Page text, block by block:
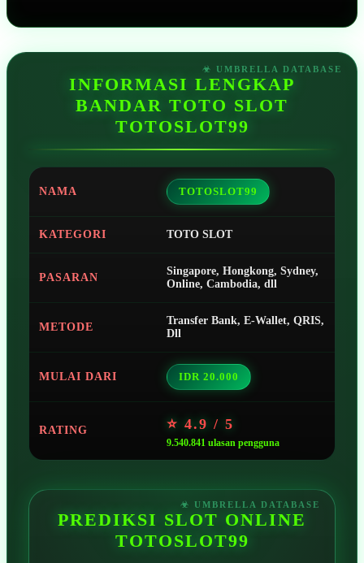
INFORMASI LENGKAP
BANDAR TOTO SLOT
TOTOSLOT99
NAMA TOTOSLOT99
KATEGORI TOTO SLOT
PASARAN
Singapore, Hongkong, Sydney,
Online, Cambodia, dll
METODE
Transfer Bank, E-Wallet, QRIS,
Dll
MULAI DARI IDR 20.000
RATING ⭐ 4.9 / 5
9.540.841 ulasan pengguna
PREDIKSI SLOT ONLINE
TOTOSLOT99